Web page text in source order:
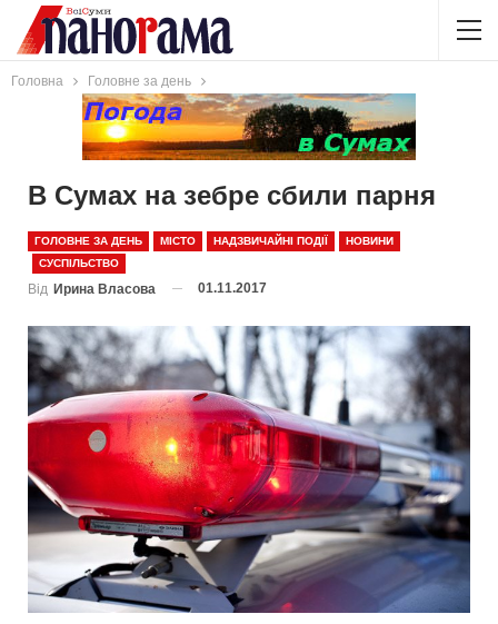
Головна Головне за день
В Сумах на зебре сбили парня
ГОЛОВНЕ ЗА ДЕНЬ МІСТО НАДЗВИЧАЙНІ ПОДІЇ
НОВИНИ
СУСПІЛЬСТВО
Від Ирина Власова 01.11.2017